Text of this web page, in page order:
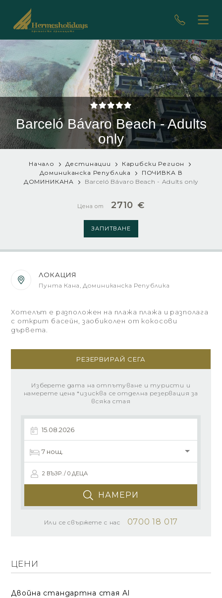
Barceló Bávaro Beach - Adults
only
Начало Дестинации
Карибски Регион
Доминиканска Република
ПОЧИВКА В
ДОМИНИКАНА
Barceló Bávaro Beach - Adults only
Цена от 2710 €
ЗАПИТВАНЕ
ЛОКАЦИЯ
Пунта Кана, Доминиканска Република
Хотелът е разположен на плажа плажа и разполага
с открит басейн, заобиколен от кокосови
дървета.
РЕЗЕРВИРАЙ СЕГА
Изберете дата на отпътуване и туристи и
намерете цена *изисква се отделна резервация за
всяка стая
2 ВЪЗР. / 0 ДЕЦА
НАМЕРИ
Или се свържете с нас 0700 18 017
ЦЕНИ
Двойна стандартна стая Al